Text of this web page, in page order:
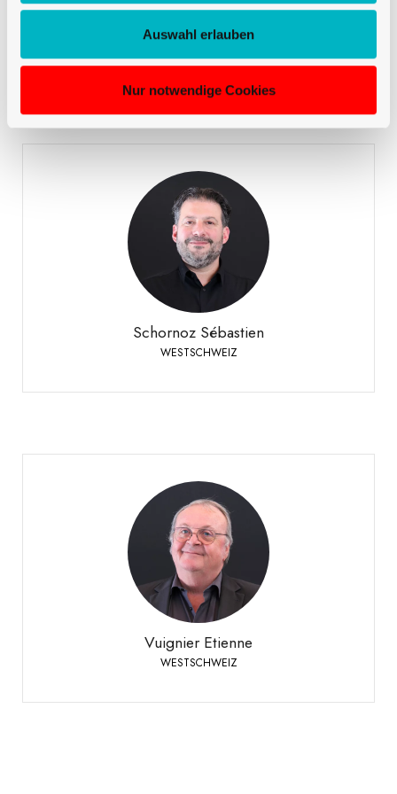
Auswahl erlauben
Nur notwendige Cookies
VERKAUF DEUTSCHSCHWEIZ
Schornoz Sébastien
WESTSCHWEIZ
Schornoz Sébastien
WESTSCHWEIZ
Telefon:
+41 79 508 63 97
Vuignier Etienne
WESTSCHWEIZ
Vuignier Etienne
WESTSCHWEIZ
Telefon:
+41 79 310 92 42